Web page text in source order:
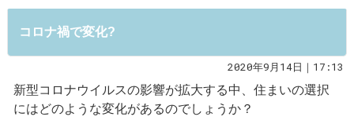
コロナ禍で変化?
2020年9月14日｜17:13
新型コロナウイルスの影響が拡大する中、住まいの選択
にはどのような変化があるのでしょうか？